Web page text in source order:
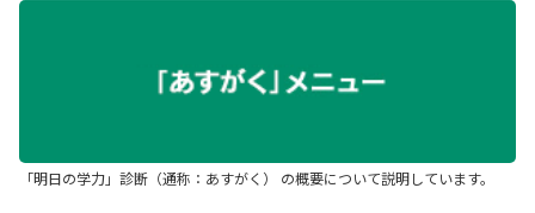
「明日の学力」診断（通称：あすがく） の概要について説明しています。